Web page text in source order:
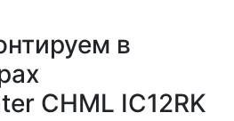
в
CHML IC12RK